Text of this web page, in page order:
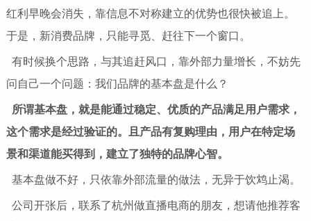
红利早晚会消失，靠信息不对称建立的优势也很快被追上。
于是，新消费品牌，只能寻觅、赶往下一个窗口。
有时候换个思路，与其追赶风口，靠外部力量增长，不妨先
问自己一个问题：我们品牌的基本盘是什么？
所谓基本盘，就是能通过稳定、优质的产品满足用户需求，
这个需求是经过验证的。且产品有复购理由，用户在特定场
景和渠道能买得到，建立了独特的品牌心智。
基本盘做不好，只依靠外部流量的做法，无异于饮鸩止渴。
公司开张后，联系了杭州做直播电商的朋友，想请他推荐客